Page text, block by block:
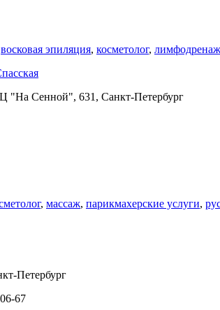
восковая эпиляция, косметолог,
"На Сенной", 631, Санкт-Петербург
, массаж, парикмахерские услуги,
Петербург
67